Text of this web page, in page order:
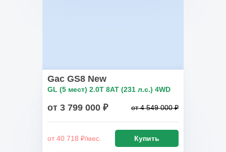
Gac GS8 New
GL (5 мест) 2.0T 8AT (231 л.с.) 4WD
от 3 799 000 ₽ от 4 549 000 ₽
от 40 718 ₽/мес. Купить